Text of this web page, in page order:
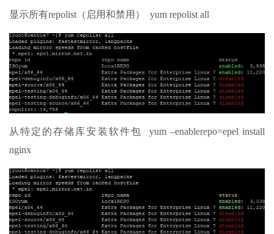
显示所有repolist（启用和禁用） yum repolist all
从特定的存储库安装软件包 yum –enablerepo=epel install
nginx